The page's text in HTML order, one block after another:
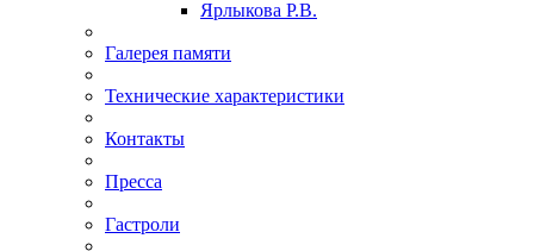
Ярлыкова Р.В.
Галерея памяти
Технические характеристики
Контакты
Пресса
Гастроли